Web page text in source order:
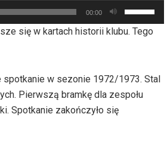
oraz
do
zwiększyć
lub
00:00
strzałek
do
do
dołu
się w kartach historii klubu. Tego
spotkanie w sezonie 1972/1973. Stal
Pierwszą bramkę dla zespołu
Spotkanie zakończyło się